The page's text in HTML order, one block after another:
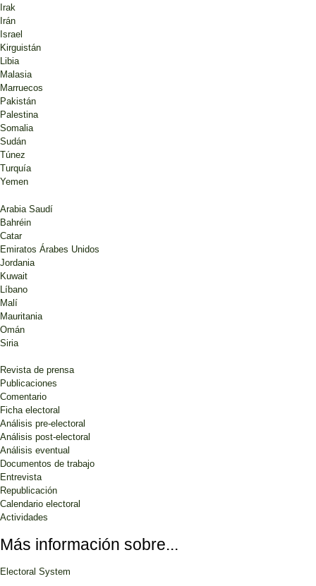
Irak
Irán
Israel
Kirguistán
Libia
Malasia
Marruecos
Pakistán
Palestina
Somalia
Sudán
Túnez
Turquía
Yemen
Arabia Saudí
Bahréin
Catar
Emiratos Árabes Unidos
Jordania
Kuwait
Líbano
Malí
Mauritania
Omán
Siria
Revista de prensa
Publicaciones
Comentario
Ficha electoral
Análisis pre-electoral
Análisis post-electoral
Análisis eventual
Documentos de trabajo
Entrevista
Republicación
Calendario electoral
Actividades
Más información sobre...
Electoral System